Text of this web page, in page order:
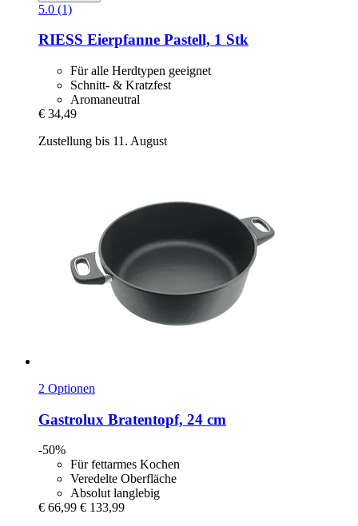
5.0 (1)
RIESS Eierpfanne Pastell, 1 Stk
Für alle Herdtypen geeignet
Schnitt- & Kratzfest
Aromaneutral
€ 34,49
Zustellung bis 11. August
2 Optionen
Gastrolux Bratentopf, 24 cm
-50%
Für fettarmes Kochen
Veredelte Oberfläche
Absolut langlebig
€ 66,99 € 133,99